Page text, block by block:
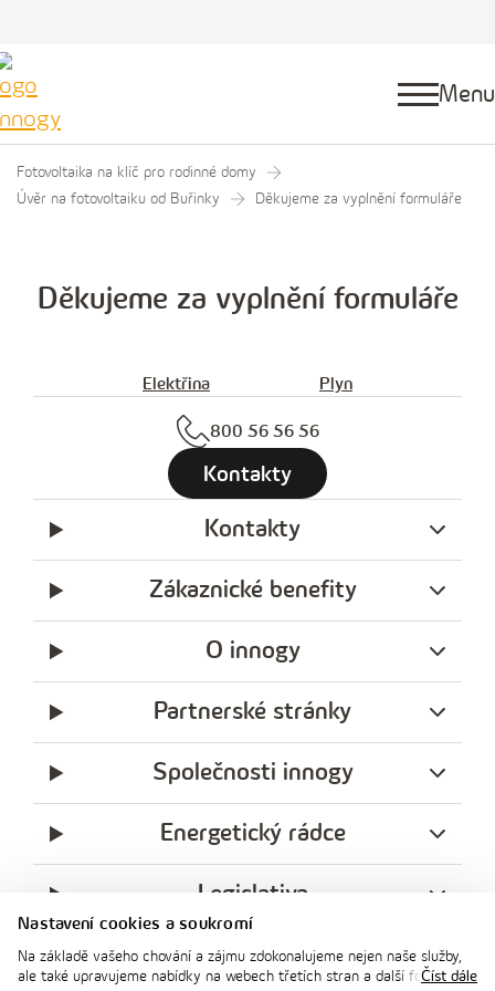
Nastavení cookies a soukromí
Na základě vašeho chování a zájmu zdokonalujeme nejen naše služby,
ale také upravujeme nabídky na webech třetích stran a další formyČíst dále
Menu
Fotovoltaika na klíč pro rodinné domy
Úvěr na fotovoltaiku od Buřinky
Děkujeme za vyplnění formuláře
Děkujeme za vyplnění formuláře
Elektřina Plyn
800 56 56 56
Kontakty
Kontakty
Zákaznické benefity
O innogy
Partnerské stránky
Společnosti innogy
Energetický rádce
Legislativa
Ochrana soukromí